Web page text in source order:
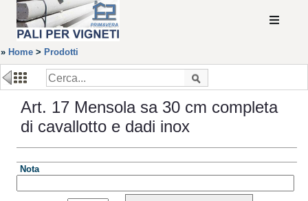
» Home > Prodotti
Art. 17 Mensola sa 30 cm completa
di cavallotto e dadi inox
Nota